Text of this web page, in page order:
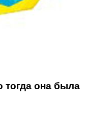
тогда она была